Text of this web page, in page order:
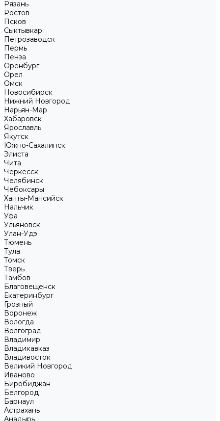
Рязань
Ростов
Псков
Сыктывкар
Петрозаводск
Пермь
Пенза
Оренбург
Орел
Омск
Новосибирск
Нижний Новгород
Нарьян-Мар
Хабаровск
Ярославль
Якутск
Южно-Сахалинск
Элиста
Чита
Черкесск
Челябинск
Чебоксары
Ханты-Мансийск
Нальчик
Уфа
Ульяновск
Улан-Удэ
Тюмень
Тула
Томск
Тверь
Тамбов
Благовещенск
Екатеринбург
Грозный
Воронеж
Вологда
Волгоград
Владимир
Владикавказ
Владивосток
Великий Новгород
Иваново
Биробиджан
Белгород
Барнаул
Астрахань
Анадырь